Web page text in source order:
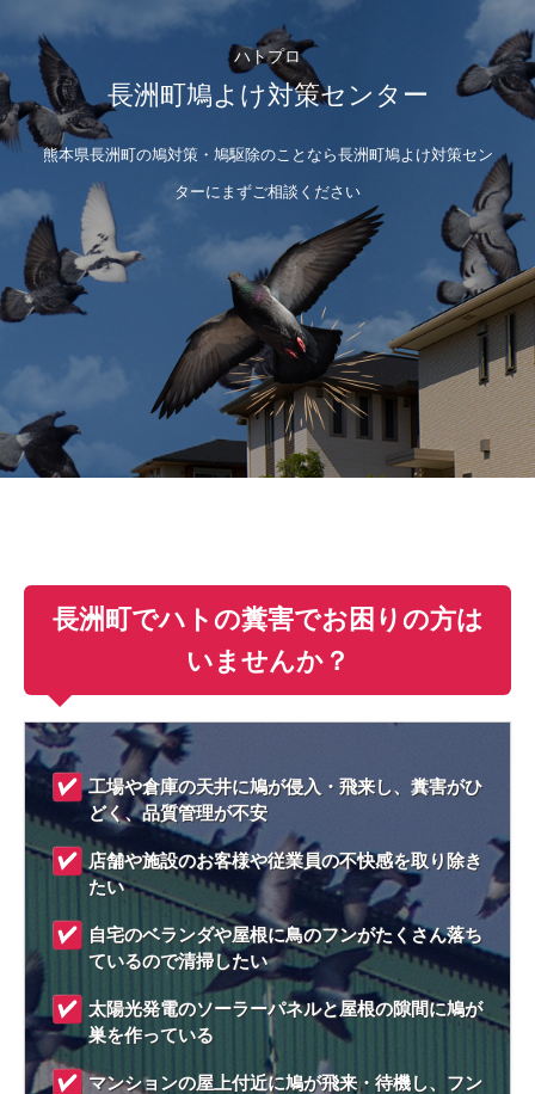
ハトプロ
長洲町鳩よけ対策センター
熊本県長洲町の鳩対策・鳩駆除のことなら長洲町鳩よけ対策セン
ターにまずご相談ください
長洲町でハトの糞害でお困りの方は
いませんか？
工場や倉庫の天井に鳩が侵入・飛来し、糞害がひ
どく、品質管理が不安
店舗や施設のお客様や従業員の不快感を取り除き
たい
自宅のベランダや屋根に鳥のフンがたくさん落ち
ているので清掃したい
太陽光発電のソーラーパネルと屋根の隙間に鳩が
巣を作っている
マンションの屋上付近に鳩が飛来・待機し、フン